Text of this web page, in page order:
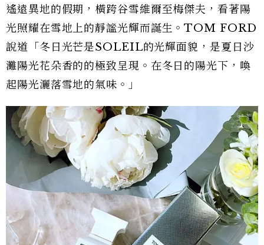
遙遠異地的假期，橫跨谷雪維爾至梅傑夫，看著陽
光照耀在雪地上的靜謐光輝而誕生。TOM FORD
說道「冬日光芒是SOLEIL的光輝面貌，是夏日沙
灘陽光花朵香的的極致呈現。在冬日的陽光下，喚
起陽光灑落雪地的氣味。」